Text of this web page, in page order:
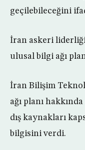
geçilebileceğini
İran askeri
ulusal bilgi ağı
İran Bilişim
ağı planı
dış kaynakları
bilgisini verdi.